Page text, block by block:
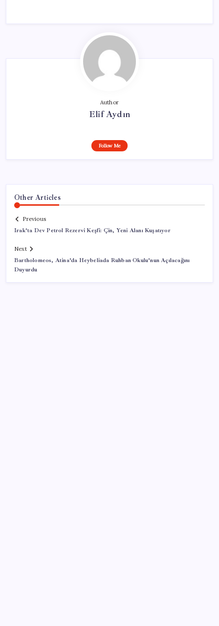
Author
Elif Aydın
Follow Me
Other Articles
Previous
Irak’ta Dev Petrol Rezervi Keşfi: Çin, Yeni Alanı Kuşatıyor
Next
Bartholomeos, Atina’da Heybeliada Ruhban Okulu’nun Açılacağını
Duyurdu